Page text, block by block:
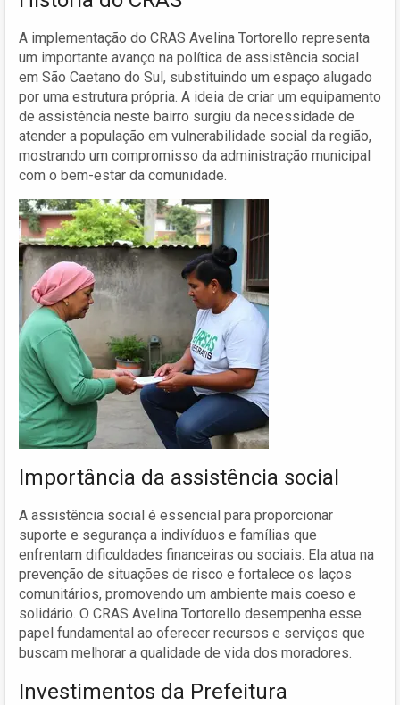
A implementação do CRAS Avelina Tortorello representa
um importante avanço na política de assistência social
em São Caetano do Sul, substituindo um espaço alugado
por uma estrutura própria. A ideia de criar um equipamento
de assistência neste bairro surgiu da necessidade de
atender a população em vulnerabilidade social da região,
mostrando um compromisso da administração municipal
com o bem-estar da comunidade.
Importância da assistência social
A assistência social é essencial para proporcionar
suporte e segurança a indivíduos e famílias que
enfrentam dificuldades financeiras ou sociais. Ela atua na
prevenção de situações de risco e fortalece os laços
comunitários, promovendo um ambiente mais coeso e
solidário. O CRAS Avelina Tortorello desempenha esse
papel fundamental ao oferecer recursos e serviços que
buscam melhorar a qualidade de vida dos moradores.
Investimentos da Prefeitura